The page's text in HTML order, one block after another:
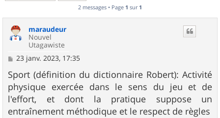
2 messages • Page 1 sur 1
maraudeur
Nouvel
Utagawiste
M
s
s
a
g
e
23 janv. 2023, 17:35
Sport (définition du dictionnaire Robert): Activité
physique exercée dans le sens du jeu et de
l'effort, et dont la pratique suppose un
entraînement méthodique et le respect de règles